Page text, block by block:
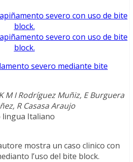
severo mediante bite
M I Rodríguez Muñiz, E Burguera
R Casasa Araujo
lingua Italiano
mostra un caso clinico con
l’uso del bite block.